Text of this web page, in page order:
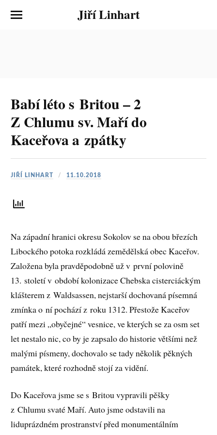
Jiří Linhart
Babí léto s Britou – 2
Z Chlumu sv. Maří do
Kaceřova a zpátky
JIŘÍ LINHART 11.10.2018
Na západní hranici okresu Sokolov se na obou březích
Libockého potoka rozkládá zemědělská obec Kaceřov.
Založena byla pravděpodobně už v první polovině
13. století v období kolonizace Chebska cisterciáckým
klášterem z Waldsassen, nejstarší dochovaná písemná
zmínka o ní pochází z roku 1312. Přestože Kaceřov
patří mezi „obyčejné“ vesnice, ve kterých se za osm set
let nestalo nic, co by je zapsalo do historie většími než
malými písmeny, dochovalo se tady několik pěkných
památek, které rozhodně stojí za vidění.
Do Kaceřova jsme se s Britou vypravili pěšky
z Chlumu svaté Maří. Auto jsme odstavili na
liduprázdném prostranství před monumentálním